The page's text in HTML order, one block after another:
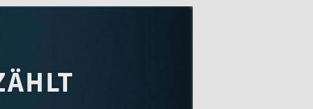
| 10.22 | rmwalter
des Kaulquappen-
mit Professor Eberhard